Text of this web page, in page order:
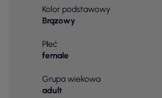
Kolor podstawowy
Brązowy
Płeć
female
Grupa wiekowa
adult